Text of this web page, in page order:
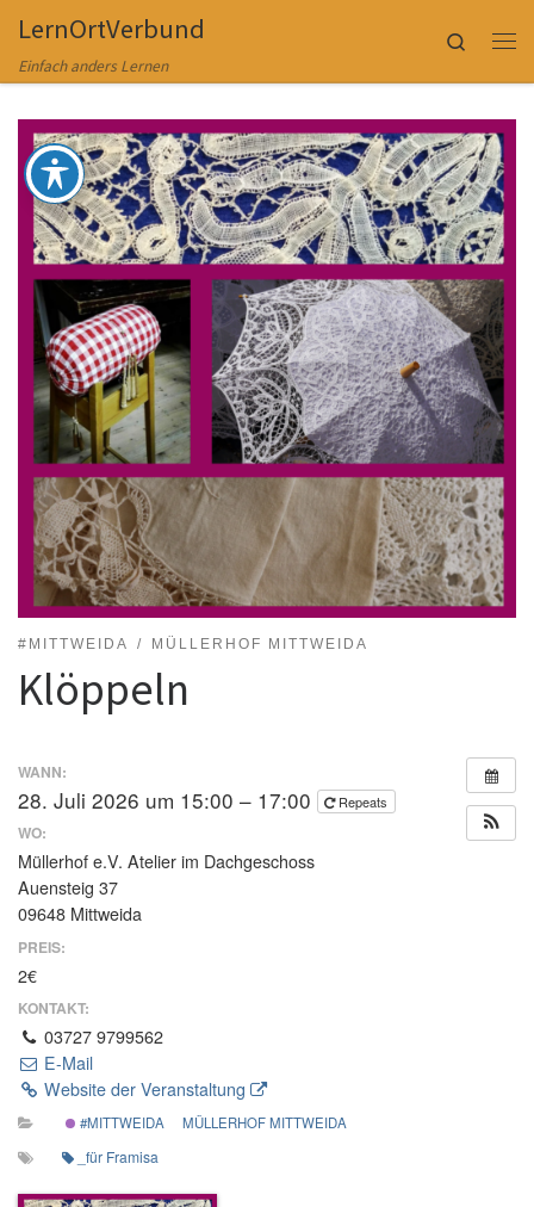
Zum Inhalt springen
LernOrtVerbund
Einfach anders Lernen
Search
#MITTWEIDA MÜLLERHOF MITTWEIDA
Klöppeln
WANN:
28. Juli 2026 um 15:00 – 17:00 Repeats
WO:
Müllerhof e.V. Atelier im Dachgeschoss
Auensteig 37
09648 Mittweida
PREIS:
2€
KONTAKT:
03727 9799562
E-Mail
Website der Veranstaltung
#MITTWEIDA MÜLLERHOF MITTWEIDA
_für Framisa